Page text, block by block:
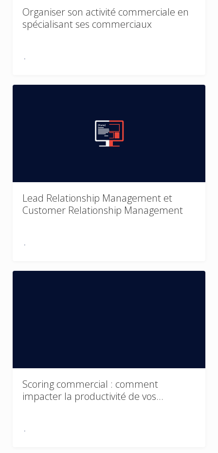
Organiser son activité commerciale en
spécialisant ses commerciaux
Lead Relationship Management et
Customer Relationship Management
Scoring commercial : comment
impacter la productivité de vos…